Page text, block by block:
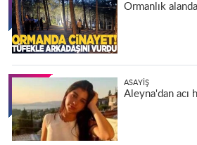
Ormanlık
ASAYIŞ
Aleyna'dan acı